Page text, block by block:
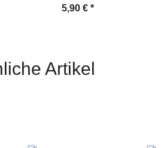
letzten Propheten
5,90 € *
Artikel